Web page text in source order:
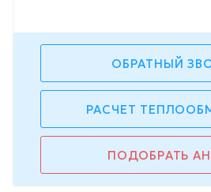
ОБРАТНЫЙ
РАСЧЕТ
ПОДОБРАТЬ